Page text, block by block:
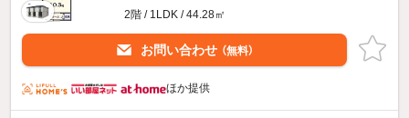
2階 / 1LDK / 44.28㎡
お問い合わせ （無料）
ほか提供